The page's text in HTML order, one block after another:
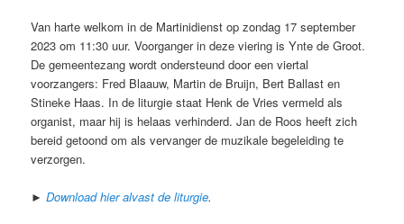
Van harte welkom in de Martinidienst op zondag 17 september
2023 om 11:30 uur. Voorganger in deze viering is Ynte de Groot.
De gemeentezang wordt ondersteund door een viertal
voorzangers: Fred Blaauw, Martin de Bruijn, Bert Ballast en
Stineke Haas. In de liturgie staat Henk de Vries vermeld als
organist, maar hij is helaas verhinderd. Jan de Roos heeft zich
bereid getoond om als vervanger de muzikale begeleiding te
verzorgen.
►Download hier alvast de liturgie.